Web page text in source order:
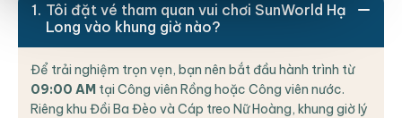
Tôi đặt vé tham quan vui chơi SunWorld Hạ
Long vào khung giờ nào?
Để trải nghiệm trọn vẹn, bạn nên bắt đầu hành trình từ
09:00 AM tại Công viên Rồng hoặc Công viên nước.
Riêng khu Đồi Ba Đèo và Cáp treo Nữ Hoàng, khung giờ lý